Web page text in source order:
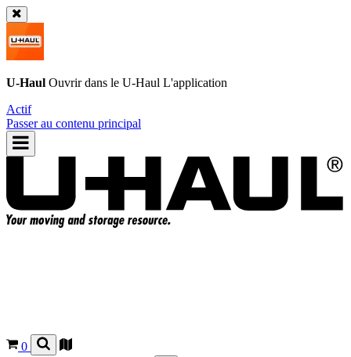
U-Haul Ouvrir dans le U-Haul L'application
Actif
Passer au contenu principal
0